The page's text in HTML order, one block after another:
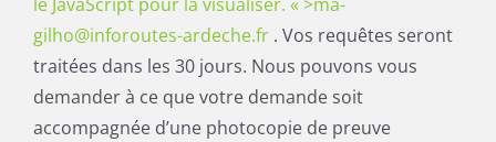
gilho@inforoutes-ardeche.fr . Vos requêtes seront
traitées dans les 30 jours. Nous pouvons vous
demander à ce que votre demande soit
accompagnée d’une photocopie de preuve